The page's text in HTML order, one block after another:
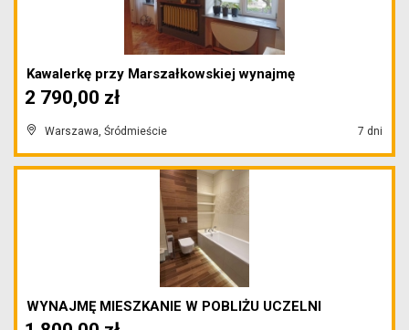
Kawalerkę przy Marszałkowskiej wynajmę
Warszawa, Śródmieście 7 dni
2 790,00 zł
WYNAJMĘ MIESZKANIE W POBLIŻU UCZELNI